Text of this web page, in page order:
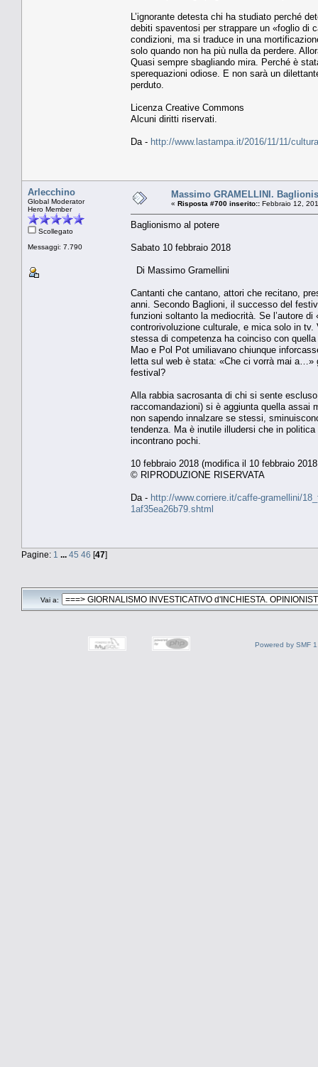
L’ignorante detesta chi ha studiato perché
debiti spaventosi per strappare un «foglio di
condizioni, ma si traduce in una
solo quando non ha più nulla da perdere.
Quasi sempre sbagliando mira. Perché è
sperequazioni odiose. E non sarà un
perduto.
Licenza Creative Commons
Alcuni diritti riservati.
Da - http://www.lastampa.it/2016/11/11/
Arlecchino
Global Moderator
Hero Member
Scollegato
Messaggi: 7.790
Massimo GRAMELLINI.
« Risposta #700 inserito:: Febbraio 12,
Baglionismo al potere
Sabato 10 febbraio 2018
Di Massimo Gramellini
Cantanti che cantano, attori che recitano,
anni. Secondo Baglioni, il successo del
funzioni soltanto la mediocrità. Se l’autore
controrivoluzione culturale, e mica solo in tv.
stessa di competenza ha coinciso con
Mao e Pol Pot umiliavano chiunque
letta sul web è stata: «Che ci vorrà mai a…»
festival?
Alla rabbia sacrosanta di chi si sente
raccomandazioni) si è aggiunta quella assai
non sapendo innalzare se stessi,
tendenza. Ma è inutile illudersi che in
incontrano pochi.
10 febbraio 2018 (modifica il 10 febbraio
© RIPRODUZIONE RISERVATA
Da - http://www.corriere.it/caffe-gramellini/
1af35ea26b79.shtml
Pagine: 1 ... 45 46 [47]
Vai a:
Powered by SMF